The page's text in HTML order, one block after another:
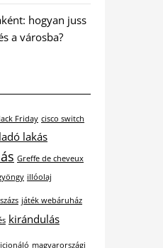
hogyan juss
a városba?
Friday cisco switch
lakás
Greffe de cheveux
illóolaj
játék webáruház
kirándulás
magyarországi